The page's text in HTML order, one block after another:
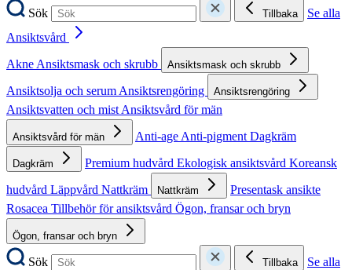
Sök Tillbaka
Se alla
Ansiktsvård
AkneAnsiktsmask och skrubb Ansiktsmask och skrubb
Ansiktsolja och serumAnsiktsrengöring Ansiktsrengöring
Ansiktsvatten och mistAnsiktsvård för män
Ansiktsvård för män Anti-ageAnti-pigmentDagkräm
Dagkräm Premium hudvård Ekologisk ansiktsvård Koreansk
hudvård Läppvård Nattkräm Nattkräm
Presentask ansikte
Rosacea Tillbehör för ansiktsvård Ögon, fransar och bryn
Ögon, fransar och bryn
Sök Tillbaka
Se alla